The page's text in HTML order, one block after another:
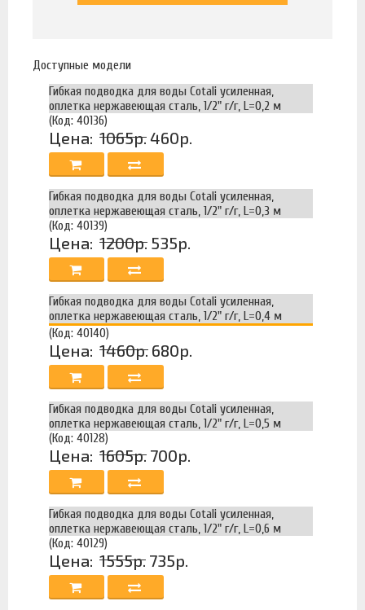
Доступные модели
Гибкая подводка для воды Cotali усиленная,
оплетка нержавеющая сталь, 1/2" г/г, L=0,2 м
(Код: 40136)
Цена: 1065р. 460р.
Гибкая подводка для воды Cotali усиленная,
оплетка нержавеющая сталь, 1/2" г/г, L=0,3 м
(Код: 40139)
Цена: 1200р. 535р.
Гибкая подводка для воды Cotali усиленная,
оплетка нержавеющая сталь, 1/2" г/г, L=0,4 м
(Код: 40140)
Цена: 1460р. 680р.
Гибкая подводка для воды Cotali усиленная,
оплетка нержавеющая сталь, 1/2" г/г, L=0,5 м
(Код: 40128)
Цена: 1605р. 700р.
Гибкая подводка для воды Cotali усиленная,
оплетка нержавеющая сталь, 1/2" г/г, L=0,6 м
(Код: 40129)
Цена: 1555р. 735р.